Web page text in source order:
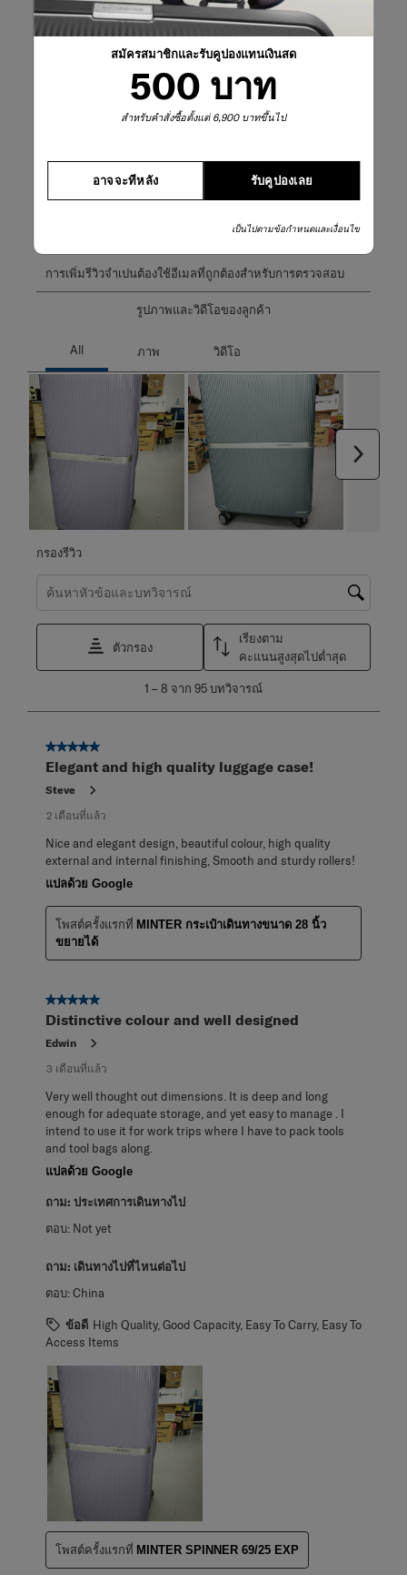
สมัครสมาชิกและรับคูปองแทนเงินสด
500 บาท
สำหรับคำสั่งซื้อตั้งแต่ 6,900 บาทขึ้นไป
รับคูปองเลย
อาจจะทีหลัง
เป็นไปตามข้อกำหนดและเงื่อนไข
ดาว
บทวิจารณ์2 บทที่
2 ดาว
1
4.7 95 บทวิจารณ์
การเพิ่มรีวิวจำเปนต้องใช้อีเมลที่ถูกต้องสำหรับการตรวจสอบ
รูปภาพและวิดีโอของลูกค้า
กรองรีวิว
ค้นหาหัวข้อและตรวจสอบภูมิภาคการค้นหา
ตัวกรอง
เรียงตาม
คะแนนสูงสุดไปต่ำสุด
8
วิจารณ์
1 –8 จาก 95บทวิจารณ์
5 จาก 5 ดาว
Elegant and high quality luggage case!
Steve
2 เดือนที่แล้ว
Nice and elegant design, beautiful colour, high quality
external and internal finishing, Smooth and sturdy rollers!
แปลด้วย Google
โพสต์ครั้งแรกที่ MINTER กระเป๋าเดินทางขนาด 28 นิ้ว
ขยายได้
5 จาก 5 ดาว
Distinctive colour and well designed
Edwin
3 เดือนที่แล้ว
Very well thought out dimensions. It is deep and long
enough for adequate storage, and yet easy to manage . I
intend to use it for work trips where I have to pack tools
and tool bags along.
แปลด้วย Google
ถาม: ประเทศการเดินทางไป
ตอบ: Not yet
ถาม: เดินทางไปที่ไหนต่อไป
ตอบ:China
ข้อดี High Quality, Good Capacity, Easy To Carry, Easy To
Access Items
โพสต์ครั้งแรกที่ MINTER SPINNER 69/25 EXP